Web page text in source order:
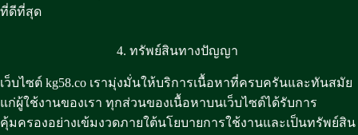
ที่ดีที่สุด
4. ทรัพย์สินทางปัญญา
เว็บไซต์ kg58.co เรามุ่งมั่นให้บริการเนื้อหาที่ครบครันและทันสมัย
แก่ผู้ใช้งานของเรา ทุกส่วนของเนื้อหาบนเว็บไซต์ได้รับการ
คุ้มครองอย่างเข้มงวดภายใต้นโยบายการใช้งานและเป็นทรัพย์สิน